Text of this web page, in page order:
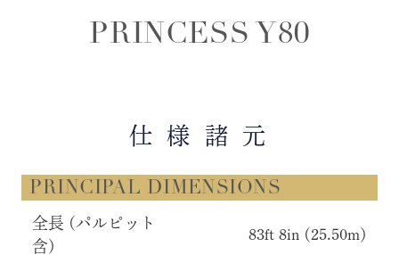
PRINCESS Y80
仕 様 諸 元
PRINCIPAL DIMENSIONS
全長 (パルピット
含)
83ft 8in (25.50m)